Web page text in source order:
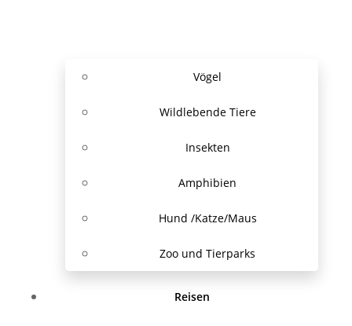
Vögel
Wildlebende Tiere
Insekten
Amphibien
Hund /Katze/Maus
Zoo und Tierparks
Reisen